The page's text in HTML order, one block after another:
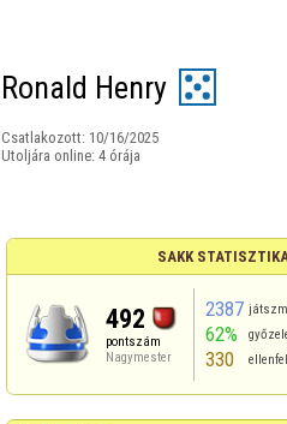
Ronald Henry
Csatlakozott: 10/16/2025
Utoljára online: 4 órája
SAKK
492
pontszám
Nagymester
2387
62%
330